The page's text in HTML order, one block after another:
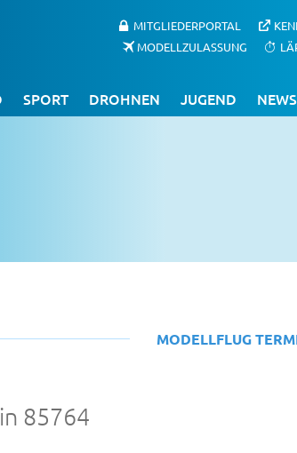
MITGLIEDERPORTAL
MODELLZULASSUNG
SPORT DROHNEN JUGEND
85764
MODELLFLUG